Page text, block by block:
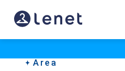
日
野
Area